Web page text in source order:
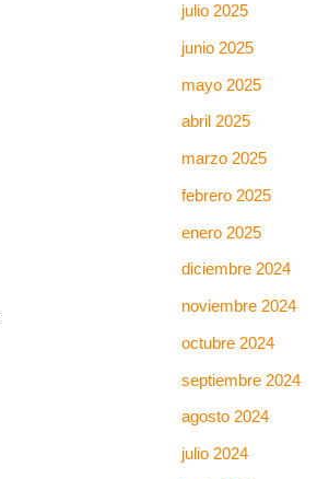
julio 2025
junio 2025
mayo 2025
abril 2025
marzo 2025
febrero 2025
enero 2025
diciembre 2024
noviembre 2024
octubre 2024
septiembre 2024
agosto 2024
julio 2024